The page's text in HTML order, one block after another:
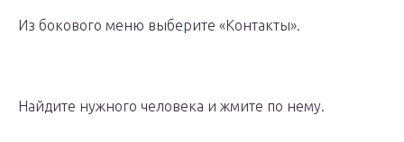
Из бокового меню выберите «Контакты».
Найдите нужного человека и жмите по нему.